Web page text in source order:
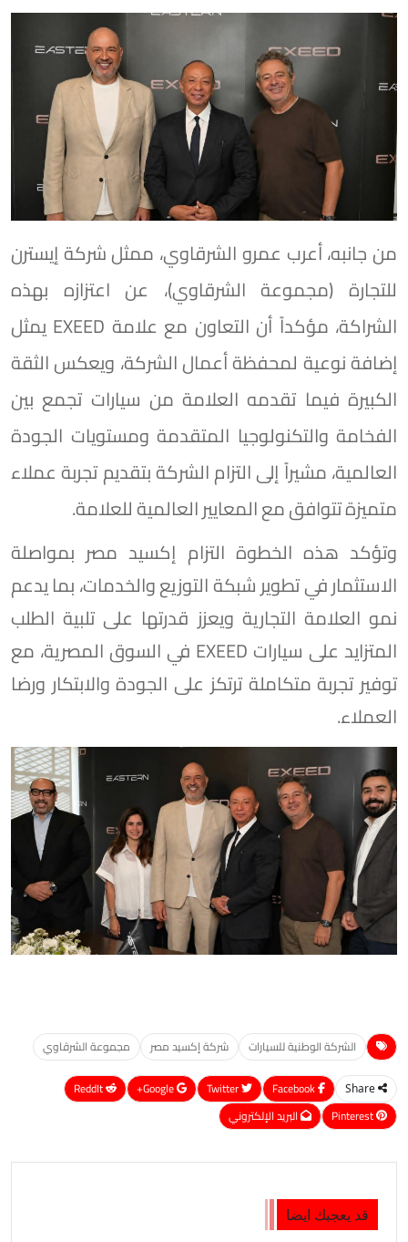
من جانبه، أعرب عمرو الشرقاوي، ممثل شركة إيسترن
للتجارة (مجموعة الشرقاوي)، عن اعتزازه بهذه
الشراكة، مؤكداً أن التعاون مع علامة EXEED يمثل
إضافة نوعية لمحفظة أعمال الشركة، ويعكس الثقة
الكبيرة فيما تقدمه العلامة من سيارات تجمع بين
الفخامة والتكنولوجيا المتقدمة ومستويات الجودة
العالمية، مشيراً إلى التزام الشركة بتقديم تجربة عملاء
متميزة تتوافق مع المعايير العالمية للعلامة.
وتؤكد هذه الخطوة التزام إكسيد مصر بمواصلة
الاستثمار في تطوير شبكة التوزيع والخدمات، بما يدعم
نمو العلامة التجارية ويعزز قدرتها على تلبية الطلب
المتزايد على سيارات EXEED في السوق المصرية، مع
توفير تجربة متكاملة ترتكز على الجودة والابتكار ورضا
العملاء.
الشركة الوطنية للسيارات شركة إكسيد مصر مجموعة الشرقاوي
Share
Google+
ReddIt
Pinterest
البريد الإلكتروني
قد يعجبك ايضا